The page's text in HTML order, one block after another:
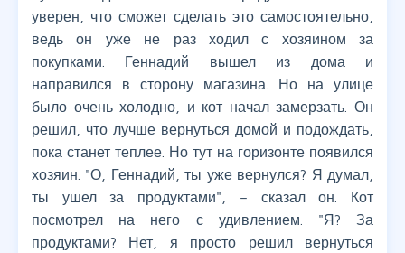
уверен, что сможет сделать это самостоятельно,
ведь он уже не раз ходил с хозяином за
покупками. Геннадий вышел из дома и
направился в сторону магазина. Но на улице
было очень холодно, и кот начал замерзать. Он
решил, что лучше вернуться домой и подождать,
пока станет теплее. Но тут на горизонте появился
хозяин. "О, Геннадий, ты уже вернулся? Я думал,
ты ушел за продуктами", – сказал он. Кот
посмотрел на него с удивлением. "Я? За
продуктами? Нет, я просто решил вернуться